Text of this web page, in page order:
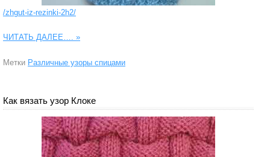
/zhgut-iz-rezinki-2h2/
ЧИТАТЬ ДАЛЕЕ…. »
Метки Различные узоры спицами
Как вязать узор Клоке